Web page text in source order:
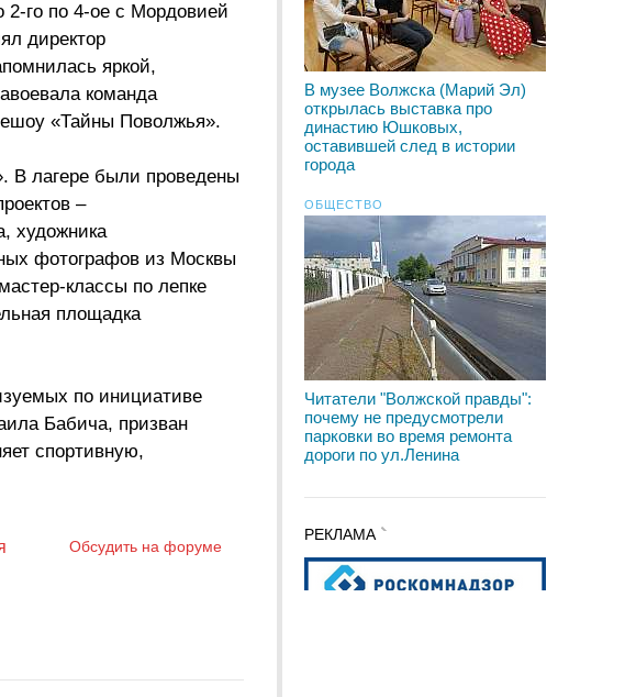
2-го по 4-ое с Мордовией
директор
яркой,
команда
«Тайны Поволжья».
В лагере были проведены
–
художника
фотографов из Москвы
классы по лепке
площадка
по инициативе
Бабича, призван
спортивную,
Обсудить на форуме
В музее Волжска (Марий Эл)
открылась выставка про
династию Юшковых,
оставившей след в истории
города
ОБЩЕСТВО
Читатели "Волжской правды":
почему не предусмотрели
парковки во время ремонта
дороги по ул.Ленина
РЕКЛАМА